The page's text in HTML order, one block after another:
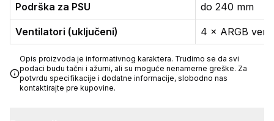
Podrška za PSU do 240 mm
Ventilatori (uključeni) 4 × ARGB
Opis proizvoda je informativnog karaktera. Trudimo se da svi
podaci budu tačni i ažurni, ali su moguće nenamerne greške. Za
potvrdu specifikacije i dodatne informacije, slobodno nas
kontaktirajte pre kupovine.